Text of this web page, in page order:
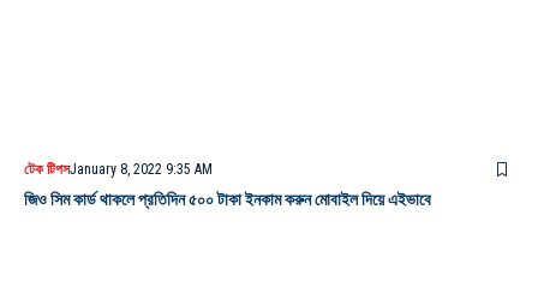
টেক টিপসJanuary 8, 2022 9:35 AM
জিও সিম কার্ড থাকলে প্রতিদিন ৫০০ টাকা ইনকাম করুন মোবাইল দিয়ে এইভাবে